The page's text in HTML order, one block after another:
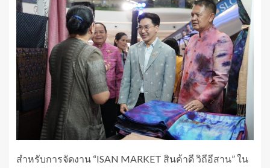
สำหรับการจัดงาน “ISAN MARKET สินค้าดี วิถีอีสาน” ใน